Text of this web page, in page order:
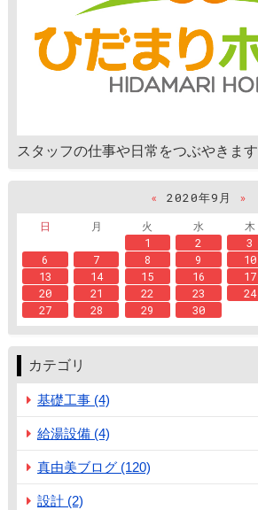
スタッフの仕事や日常をつぶやきます
« 2020年9月
»
日
月 火 水 木
1
2 3
6
7 8 9 10
13
14 15 16 17
20
21 22 23 24
27
28 29 30
カテゴリ
基礎工事 (4)
給湯設備 (4)
真由美ブログ (120)
設計 (2)